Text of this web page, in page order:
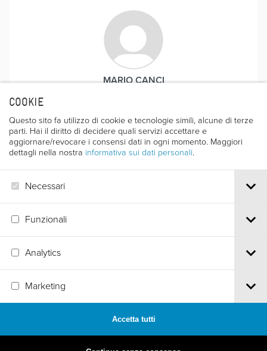
COOKIE
Questo sito fa utilizzo di cookie e tecnologie simili, alcune di terze
parti. Hai il diritto di decidere quali servizi accettare e
aggiornare/revocare i consensi dati in ogni momento. Maggiori
dettagli nella nostra informativa sui dati personali.
Necessari
Funzionali
Analytics
Marketing
Accetta tutti
MARIO CANCI
Il regista. Mario Canci è nato a Fossacevia nel 1956. Si
è laureato al D.A.M.S. di Bologna. Inizia la sua carriera
di regista con la trasmissione televisiva Nonsolomoda
(1984- 1986). Nel 1987 realizza il cortometraggio "A
misura d'uomo" per Rai 3. Attualmente è impegnato in
collaborazioni con Rai 2 "sereno variabile" e nella
realizzazione di commercials e documentari a
Tel.+39 0461 986120